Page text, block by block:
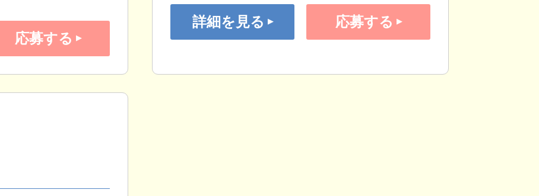
応募する
詳細を見る 応募する